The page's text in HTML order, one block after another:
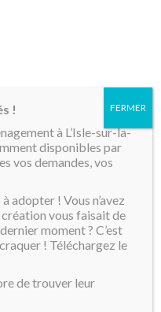
!
à L’Isle-sur-la-
disponibles par
vos demandes, vos
adopter ! Vous n’avez
création vous faisait de
moment ? C’est
! Téléchargez le
de trouver leur
FERMER